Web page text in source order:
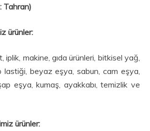
Tahran)
ürünler:
iplik, makine, gıda ürünleri, bitkisel yağ,
lastiği, beyaz eşya, sabun, cam eşya,
eşya, kumaş, ayakkabı, temizlik ve
ürünler: